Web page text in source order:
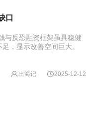
口
与反恐融资框架虽具稳健
，显示改善空间巨大。
出海记 2025-12-12